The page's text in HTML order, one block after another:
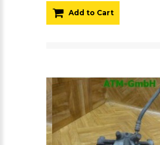
Add to Cart